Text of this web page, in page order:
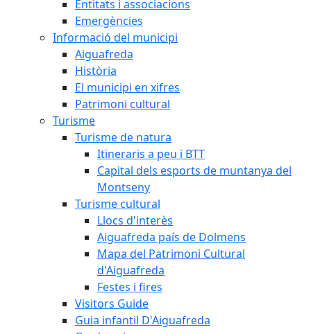
Entitats i associacions
Emergències
Informació del municipi
Aiguafreda
Història
El municipi en xifres
Patrimoni cultural
Turisme
Turisme de natura
Itineraris a peu i BTT
Capital dels esports de muntanya del
Montseny
Turisme cultural
Llocs d'interès
Aiguafreda país de Dolmens
Mapa del Patrimoni Cultural
d'Aiguafreda
Festes i fires
Visitors Guide
Guia infantil D'Aiguafreda